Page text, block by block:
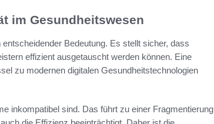
im Gesundheitswesen
Bedeutung. Es stellt sicher, dass
effizient ausgetauscht werden können. Eine
zu modernen digitalen Gesundheitstechnologien
inkompatibel sind. Das führt zu einer Fragmentierung